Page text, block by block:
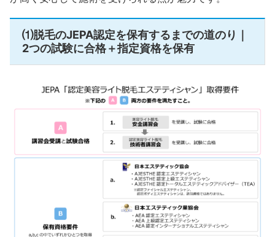
⑴脱毛のJEPA認定を保有するまでの道のり｜
2つの試験に合格＋指定資格を保有